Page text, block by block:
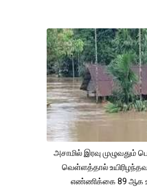
அசாமில் இரவு
வெள்ளத்தால்
எண்ணிக்கை 89 ஆக